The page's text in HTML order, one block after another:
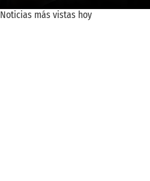
Noticias más vistas hoy